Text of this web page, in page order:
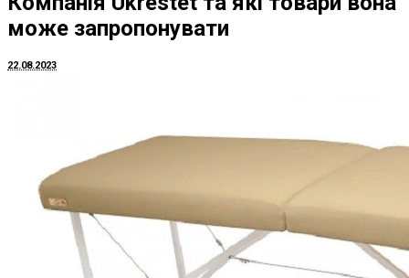
може запропонувати
22.08.2023